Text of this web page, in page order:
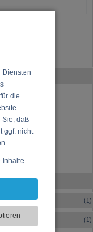
Diensten
die
Sie, daß
ggf. nicht
Inhalte
zu
Änderung:
(1)
(1)